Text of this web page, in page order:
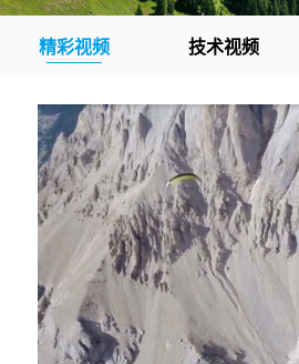
Vimble 3 SE
VLOG pocket2
Vimble One
Vimble 2S
VLOG pocket
飞宇蝎子Mini 3 Pro
飞宇蝎子 2
飞宇蝎子-Mini
飞宇蝎子-C
飞宇蝎子 Pro
Feiyu Pocket 2S
Feiyu Pocket
Vimble 2A
WG2X
G6
云台教学
精彩视频 技术视频